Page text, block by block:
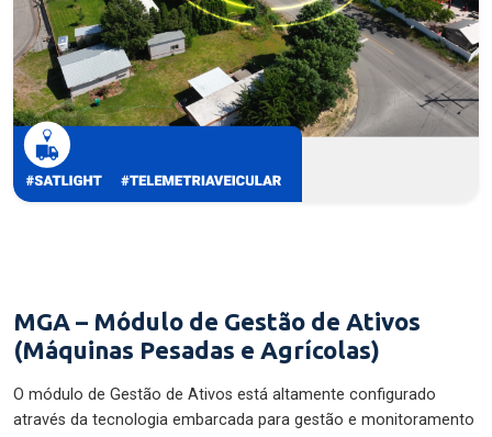
MGA – Módulo de Gestão de Ativos
(Máquinas Pesadas e Agrícolas)
O módulo de Gestão de Ativos está altamente configurado
através da tecnologia embarcada para gestão e monitoramento